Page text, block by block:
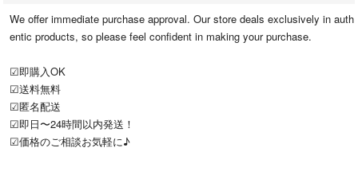
We offer immediate purchase approval. Our store deals exclusively in auth
entic products, so please feel confident in making your purchase.
︎︎︎︎︎︎☑︎即購入OK
︎︎︎︎☑︎送料無料
︎︎︎︎︎︎☑︎匿名配送
︎︎︎︎︎︎☑︎即日〜24時間以内発送！
︎︎︎︎︎︎☑︎価格のご相談お気軽に♪